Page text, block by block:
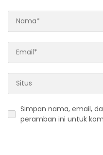
Simpan nama, email,
peramban ini untuk